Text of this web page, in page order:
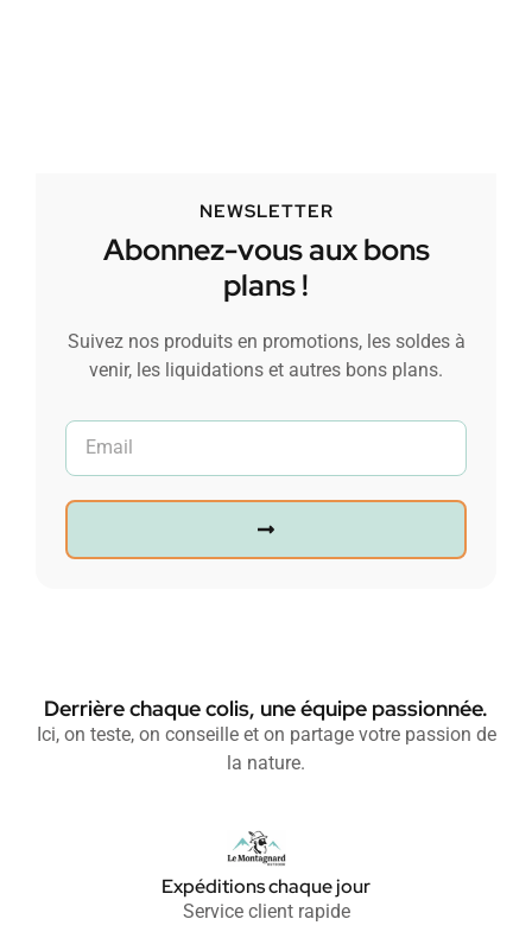
NEWSLETTER
Abonnez-vous aux bons
plans !
Suivez nos produits en promotions, les soldes à
venir, les liquidations et autres bons plans.
Derrière chaque colis, une équipe passionnée.
Ici, on teste, on conseille et on partage votre passion de
la nature.
Expéditions chaque jour
Service client rapide